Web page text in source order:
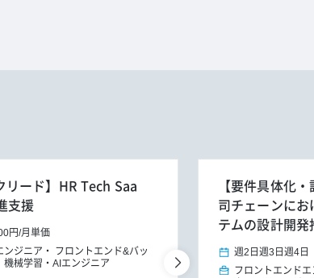
リード】HR Tech Saa
支援
円/月単価
ンジニア
フロントエンド&バッ
機械学習・AIエンジニア
【要件具体化
司チェーンに
テムの設計開発
週2日 週3日 週4日
フロントエンド